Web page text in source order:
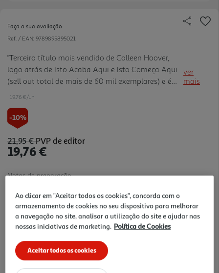
Faça a sua avaliação
Ref. / EAN: 9789895895021
"Terceiro título mais vendido de Colleen Hoover,
logo atrás de Isto Acaba Aqui e Isto Começa Aqui
(sell out total de mais de 60 mil exemplares) e é
considerado por muitos como o livro preferido da
público devid o à sua história ao jeito de um thriller
psicológico. Edição de luxo em capa dura, com
acabamentos em foil e guardas em papel especial.
As edições especiais estão a ter um elevado grau
chamariz para os fãs que go stam de ter todas as
ver
mais
19.76 €/un
-10%
21,95 €PVP de editor
19,76 €
Notas de preparação
Ao clicar em "Aceitar todos os cookies", concorda com o
armazenamento de cookies no seu dispositivo para melhorar
a navegação no site, analisar a utilização do site e ajudar nas
nossas iniciativas de marketing. Política de Cookies
Aceitar todos os cookies